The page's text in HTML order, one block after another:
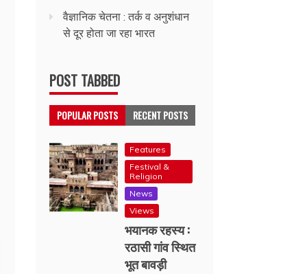
वैज्ञानिक चेतना : तर्क व अनुशंधान
से दूर होता जा रहा भारत
POST TABBED
POPULAR POSTS RECENT POSTS
Features
Festival &
Religion
News
Views
भयानक रहस्य :
रठासी गांव स्थित
भूत बावड़ी